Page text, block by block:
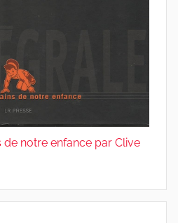
notre enfance par Clive